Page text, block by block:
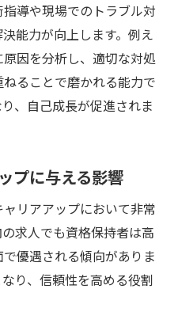
導や現場でのトラブル対
能力が向上します。例え
因を分析し、適切な対処
ることで磨かれる能力で
、自己成長が促進されま
プに与える影響
リアアップにおいて非常
求人でも資格保持者は高
優遇される傾向がありま
り、信頼性を高める役割